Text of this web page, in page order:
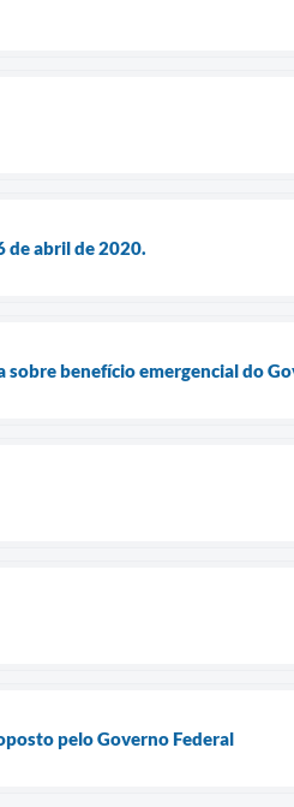
de abril de 2020.
sobre benefício emergencial do
pelo Governo Federal